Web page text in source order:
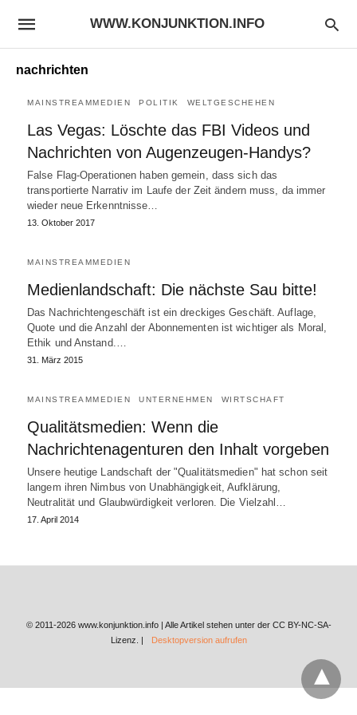
WWW.KONJUNKTION.INFO
nachrichten
MAINSTREAMMEDIEN POLITIK WELTGESCHEHEN
Las Vegas: Löschte das FBI Videos und
Nachrichten von Augenzeugen-Handys?
False Flag-Operationen haben gemein, dass sich das
transportierte Narrativ im Laufe der Zeit ändern muss, da immer
wieder neue Erkenntnisse…
13. Oktober 2017
MAINSTREAMMEDIEN
Medienlandschaft: Die nächste Sau bitte!
Das Nachrichtengeschäft ist ein dreckiges Geschäft. Auflage,
Quote und die Anzahl der Abonnementen ist wichtiger als Moral,
Ethik und Anstand.…
31. März 2015
MAINSTREAMMEDIEN UNTERNEHMEN WIRTSCHAFT
Qualitätsmedien: Wenn die
Nachrichtenagenturen den Inhalt vorgeben
Unsere heutige Landschaft der "Qualitätsmedien" hat schon seit
langem ihren Nimbus von Unabhängigkeit, Aufklärung,
Neutralität und Glaubwürdigkeit verloren. Die Vielzahl…
17. April 2014
© 2011-2026 www.konjunktion.info | Alle Artikel stehen unter der CC BY-NC-SA-
Lizenz. |
Desktopversion aufrufen